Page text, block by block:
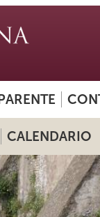
CALENDARIO